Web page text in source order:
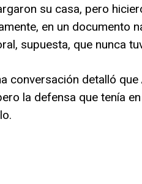
su casa, pero
en un documento
supuesta, que nunca
conversación detalló
la defensa que tenía